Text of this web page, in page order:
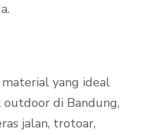
yang ideal
di Bandung,
jalan, trotoar,